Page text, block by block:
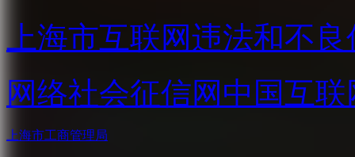
上海市互联网违法和不
网络社会征信网 中国互
上海市工商管理局